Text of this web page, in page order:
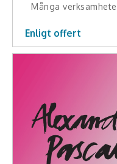
Många
Enligt offert